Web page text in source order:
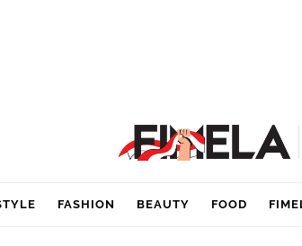
FASHION BEAUTY FOOD